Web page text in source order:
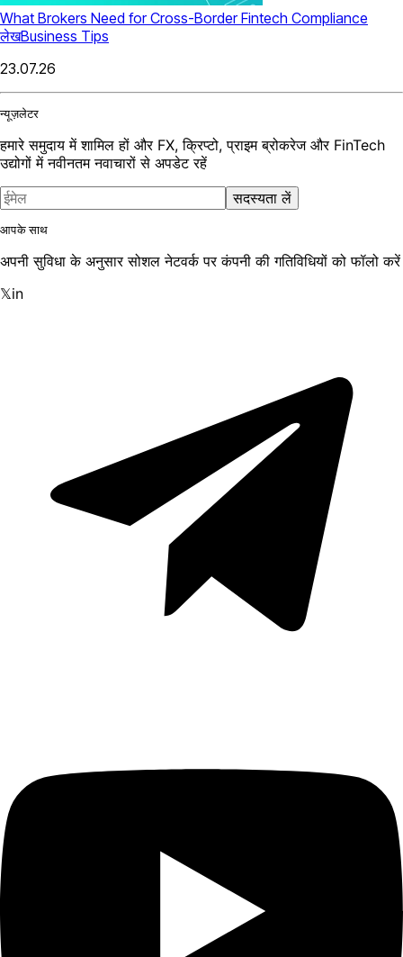
What Brokers Need for Cross-Border Fintech Compliance
लेखBusiness Tips
23.07.26
न्यूज़लेटर
हमारे समुदाय में शामिल हों और FX, क्रिप्टो, प्राइम ब्रोकरेज और FinTech
उद्योगों में नवीनतम नवाचारों से अपडेट रहें
सदस्यता लें
आपके साथ
अपनी सुविधा के अनुसार सोशल नेटवर्क पर कंपनी की गतिविधियों को फॉलो करें
𝕏in